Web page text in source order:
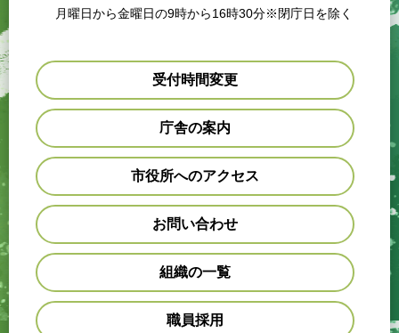
月曜日から金曜日の9時から16時30分※閉庁日を除く
受付時間変更
庁舎の案内
市役所へのアクセス
お問い合わせ
組織の一覧
職員採用